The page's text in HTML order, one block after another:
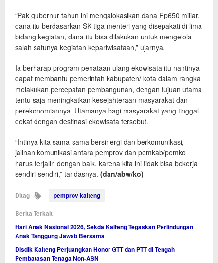
“Pak gubernur tahun ini mengalokasikan dana Rp650 miliar,
dana itu berdasarkan SK tiga menteri yang disepakati di lima
bidang kegiatan, dana itu bisa dilakukan untuk mengelola
salah satunya kegiatan kepariwisataan,” ujarnya.
Ia berharap program penataan ulang ekowisata itu nantinya
dapat membantu pemerintah kabupaten/ kota dalam rangka
melakukan percepatan pembangunan, dengan tujuan utama
tentu saja meningkatkan kesejahteraan masyarakat dan
perekonomiannya. Utamanya bagi masyarakat yang tinggal
dekat dengan destinasi ekowisata tersebut.
“Intinya kita sama-sama bersinergi dan berkomunikasi,
jalinan komunikasi antara pemprov dan pemkab/pemko
harus terjalin dengan baik, karena kita ini tidak bisa bekerja
sendiri-sendiri,” tandasnya. (dan/abw/ko)
Ditag pemprov kalteng
Berita Terkait
Hari Anak Nasional 2026, Sekda Kalteng Tegaskan Perlindungan
Anak Tanggung Jawab Bersama
Disdik Kalteng Perjuangkan Honor GTT dan PTT di Tengah
Pembatasan Tenaga Non-ASN